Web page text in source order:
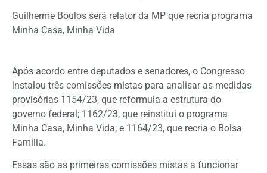
Guilherme Boulos será relator da MP que recria programa
Minha Casa, Minha Vida
Após acordo entre deputados e senadores, o Congresso
instalou três comissões mistas para analisar as medidas
provisórias 1154/23, que reformula a estrutura do
governo federal; 1162/23, que reinstitui o programa
Minha Casa, Minha Vida; e 1164/23, que recria o Bolsa
Família.
Essas são as primeiras comissões mistas a funcionar